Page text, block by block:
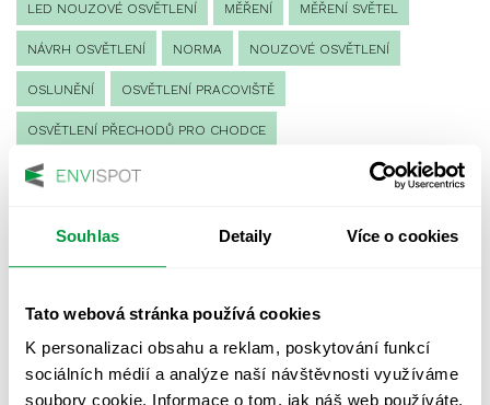
Souhlas Detaily Více o cookies
Tato webová stránka používá cookies
K personalizaci obsahu a reklam, poskytování funkcí
sociálních médií a analýze naší návštěvnosti využíváme
soubory cookie. Informace o tom, jak náš web používáte,
LED NOUZOVÉ OSVĚTLENÍ MĚŘENÍ MĚŘENÍ SVĚTEL
NÁVRH OSVĚTLENÍ NORMA NOUZOVÉ OSVĚTLENÍ
OSLUNĚNÍ OSVĚTLENÍ PRACOVIŠTĚ
OSVĚTLENÍ PŘECHODŮ PRO CHODCE
OSVĚTLENÍ SPORTOVIŠŤ
VÝPOČET OSVĚTLENÍ VÝPOČET ZASTÍNĚNÍ